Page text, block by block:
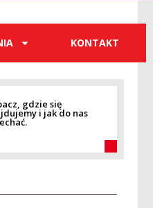
KONTAKT
gdzie się
i jak do nas